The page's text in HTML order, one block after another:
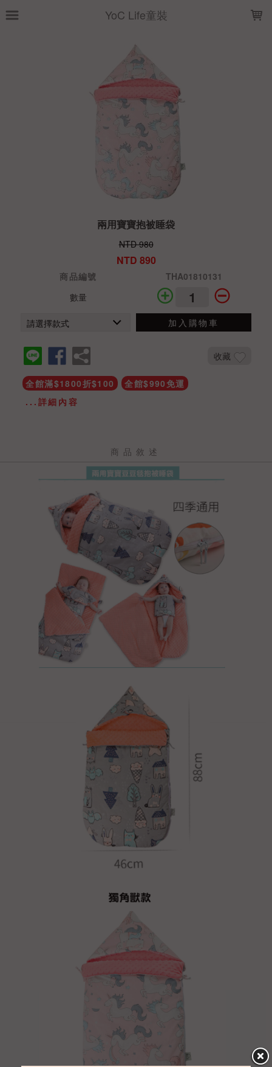
YoC Life童裝
兩用寶寶抱被睡袋
NTD 980
NTD 890
商品編號
THA01810131
數量
加入購物車
收藏
全館滿$1800折$100
全館$990免運
...詳細內容
商品敘述